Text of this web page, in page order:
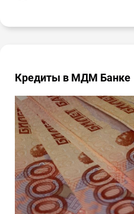
Кредиты в МДМ Банке